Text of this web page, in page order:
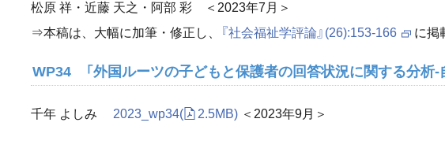
松原 祥・近藤 天之・阿部 彩 ＜2023年7月＞
⇒本稿は、大幅に加筆・修正し、
『社会福祉学評論』(26):153-166 に掲
WP34 「外国ルーツの子どもと保護者の回答状況に関する分析-
千年 よしみ 2023_wp34( 2.5MB)＜2023年9月＞